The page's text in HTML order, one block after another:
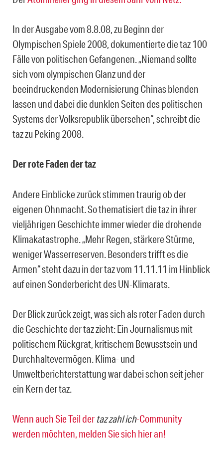
In der Ausgabe vom 8.8.08, zu Beginn der
Olympischen Spiele 2008, dokumentierte die taz 100
Fälle von politischen Gefangenen. „Niemand sollte
sich vom olympischen Glanz und der
beeindruckenden Modernisierung Chinas blenden
lassen und dabei die dunklen Seiten des politischen
Systems der Volksrepublik übersehen“, schreibt die
taz zu Peking 2008.
Der rote Faden der taz
Andere Einblicke zurück stimmen traurig ob der
eigenen Ohnmacht. So thematisiert die taz in ihrer
vieljährigen Geschichte immer wieder die drohende
Klimakatastrophe. „Mehr Regen, stärkere Stürme,
weniger Wasserreserven. Besonders trifft es die
Armen“ steht dazu in der taz vom 11.11.11 im Hinblick
auf einen Sonderbericht des UN-Klimarats.
Der Blick zurück zeigt, was sich als roter Faden durch
die Geschichte der taz zieht: Ein Journalismus mit
politischem Rückgrat, kritischem Bewusstsein und
Durchhaltevermögen. Klima- und
Umweltberichterstattung war dabei schon seit jeher
ein Kern der taz.
Wenn auch Sie Teil der taz zahl ich-Community
werden möchten, melden Sie sich hier an!